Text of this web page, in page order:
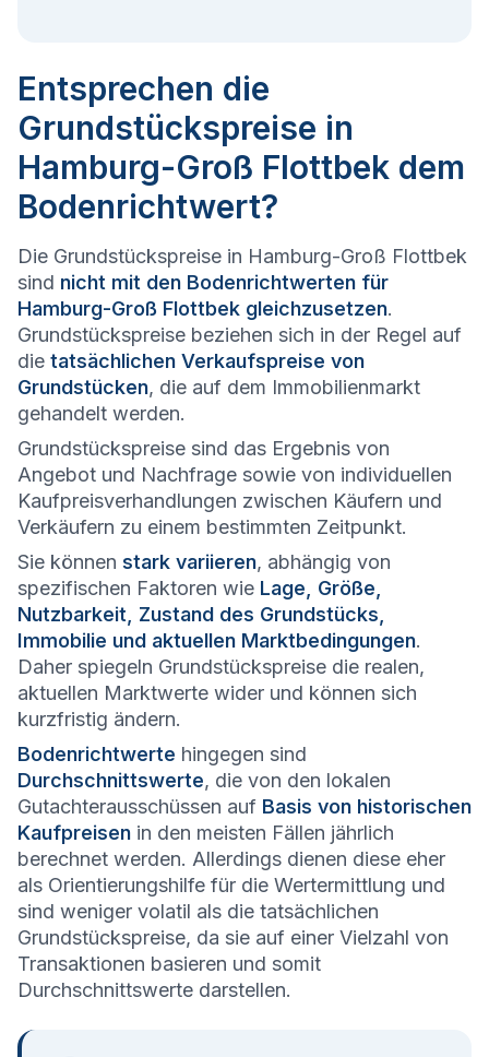
Entsprechen die
Grundstückspreise in
Hamburg-Groß Flottbek dem
Bodenrichtwert?
Die Grundstückspreise in Hamburg-Groß Flottbek
sind nicht mit den Bodenrichtwerten für
Hamburg-Groß Flottbek gleichzusetzen.
Grundstückspreise beziehen sich in der Regel auf
die tatsächlichen Verkaufspreise von
Grundstücken, die auf dem Immobilienmarkt
gehandelt werden.
Grundstückspreise sind das Ergebnis von
Angebot und Nachfrage sowie von individuellen
Kaufpreisverhandlungen zwischen Käufern und
Verkäufern zu einem bestimmten Zeitpunkt.
Sie können stark variieren, abhängig von
spezifischen Faktoren wie Lage, Größe,
Nutzbarkeit, Zustand des Grundstücks,
Immobilie und aktuellen Marktbedingungen.
Daher spiegeln Grundstückspreise die realen,
aktuellen Marktwerte wider und können sich
kurzfristig ändern.
Bodenrichtwerte hingegen sind
Durchschnittswerte, die von den lokalen
Gutachterausschüssen auf Basis von historischen
Kaufpreisen in den meisten Fällen jährlich
berechnet werden. Allerdings dienen diese eher
als Orientierungshilfe für die Wertermittlung und
sind weniger volatil als die tatsächlichen
Grundstückspreise, da sie auf einer Vielzahl von
Transaktionen basieren und somit
Durchschnittswerte darstellen.